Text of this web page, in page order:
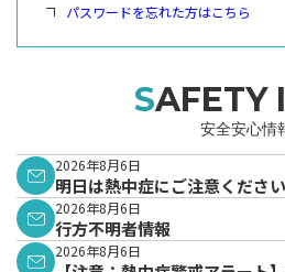
パスワードを忘れた方はこちら
安全安心情
2026年8月6日
明日は熱中症にご注意ください
2026年8月6日
行方不明者情報
2026年8月6日